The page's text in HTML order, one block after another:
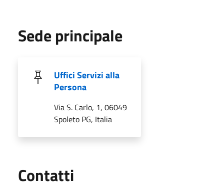
Sede principale
Uffici Servizi alla
Persona
Via S. Carlo, 1, 06049
Spoleto PG, Italia
Contatti